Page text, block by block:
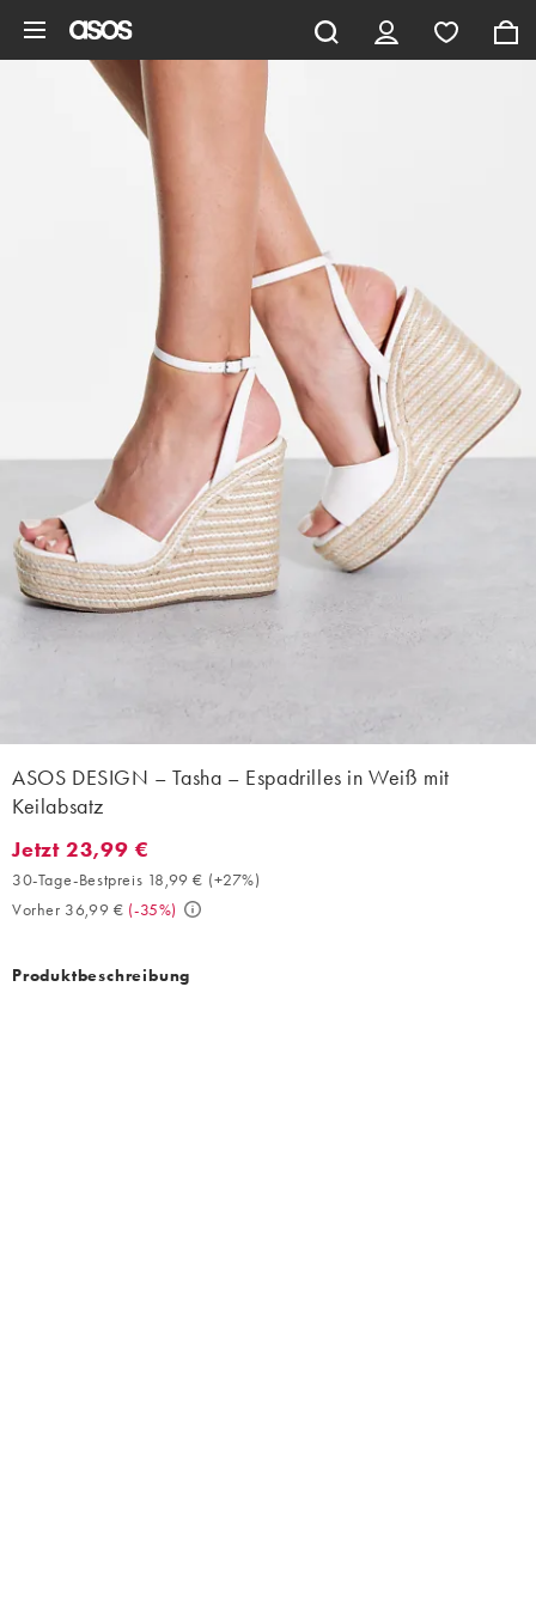
ASOS DESIGN – Tasha – Espadrilles in Weiß mit
Keilabsatz
Jetzt 23,99 €. 30-Tage-Bestpreis 18,99 € (+27%). Vorher 36,99
Jetzt 23,99 €
30-Tage-Bestpreis 18,99 € (+27%)
Vorher 36,99 € (-35%)
Produktbeschreibung